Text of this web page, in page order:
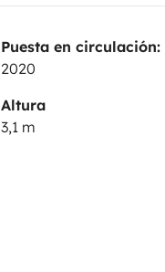
Puesta en circulación:
2020
Altura
3,1 m